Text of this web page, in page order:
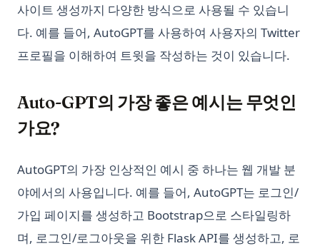
사이트 생성까지 다양한 방식으로 사용될 수 있습니
다. 예를 들어, AutoGPT를 사용하여 사용자의 Twitter
프로필을 이해하여 트윗을 작성하는 것이 있습니다.
Auto-GPT의 가장 좋은 예시는 무엇인
가요?
AutoGPT의 가장 인상적인 예시 중 하나는 웹 개발 분
야에서의 사용입니다. 예를 들어, AutoGPT는 로그인/
가입 페이지를 생성하고 Bootstrap으로 스타일링하
며, 로그인/로그아웃을 위한 Flask API를 생성하고, 로